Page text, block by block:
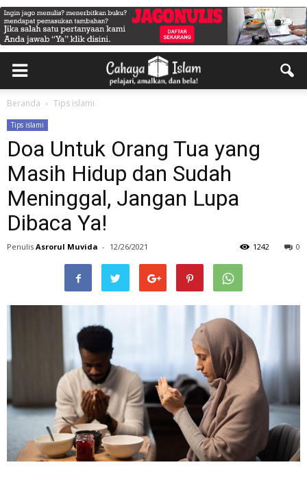
Beranda Tips islami
Tips islami
Doa Untuk Orang Tua yang
Masih Hidup dan Sudah
Meninggal, Jangan Lupa
Dibaca Ya!
Penulis Asrorul Muvida - 12/26/2021 0
1242